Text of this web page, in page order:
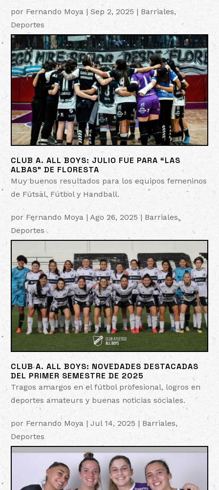
por Fernando Moya |Sep 2, 2025 | Barriales,
Deportes
CLUB A. ALL BOYS: JULIO FUE PARA “LAS
ALBAS” DE FLORESTA
por Fernando Moya |Ago 26, 2025 | Barriales,
Deportes
Muy buenos resultados para los equipos femeninos
de Fútsal, Fútbol y Handball.
CLUB A. ALL BOYS: NOVEDADES DESTACADAS
DEL PRIMER SEMESTRE DE 2025
por Fernando Moya |Jul 14, 2025 | Barriales,
Deportes
Tragos amargos en el fútbol profesional, logros en
deportes amateurs y buenas noticias sociales.